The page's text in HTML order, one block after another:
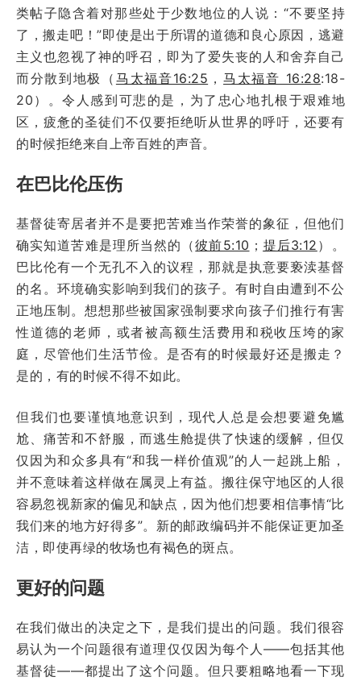
类帖子隐含着对那些处于少数地位的人说：“不要坚持
了，搬走吧！”即使是出于所谓的道德和良心原因，逃避
主义也忽视了神的呼召，即为了爱失丧的人和舍弃自己
而分散到地极（ 马太福音16:25 ，马太福音 16:28:18-
20）。令人感到可悲的是，为了忠心地扎根于艰难地
区，疲惫的圣徒们不仅要拒绝听从世界的呼吁，还要有
的时候拒绝来自上帝百姓的声音。
在巴比伦压伤
基督徒寄居者并不是要把苦难当作荣誉的象征，但他们
确实知道苦难是理所当然的（彼前5:10 ； 提后3:12 ）。
巴比伦有一个无孔不入的议程，那就是执意要亵渎基督
的名。环境确实影响到我们的孩子。有时自由遭到不公
正地压制。想想那些被国家强制要求向孩子们推行有害
性道德的老师，或者被高额生活费用和税收压垮的家
庭，尽管他们生活节俭。是否有的时候最好还是搬走？
是的，有的时候不得不如此。
但我们也要谨慎地意识到，现代人总是会想要避免尴
尬、痛苦和不舒服，而逃生舱提供了快速的缓解，但仅
仅因为和众多具有“和我一样价值观”的人一起跳上船，
并不意味着这样做在属灵上有益。搬往保守地区的人很
容易忽视新家的偏见和缺点，因为他们想要相信事情“比
我们来的地方好得多”。新的邮政编码并不能保证更加圣
洁，即使再绿的牧场也有褐色的斑点。
更好的问题
在我们做出的决定之下，是我们提出的问题。我们很容
易认为一个问题很有道理仅仅因为每个人——包括其他
基督徒——都提出了这个问题。但只要粗略地看一下现